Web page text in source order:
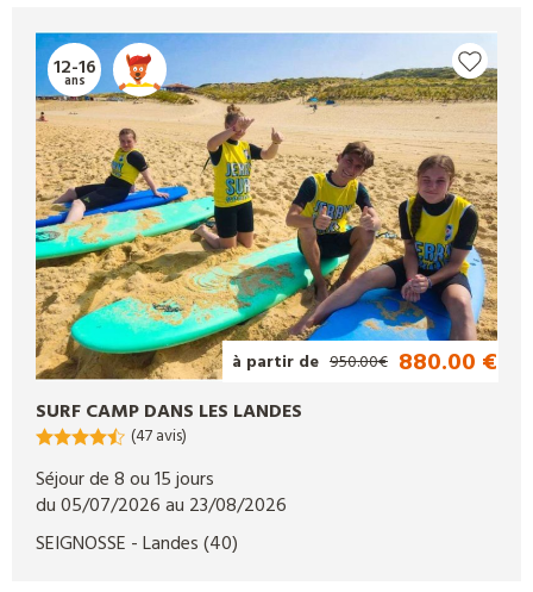
12-16
ans
à partir de 950.00€ 880.00 €
SURF CAMP DANS LES LANDES
(47 avis)
Séjour de 8 ou 15 jours
du 05/07/2026 au 23/08/2026
SEIGNOSSE - Landes(40)